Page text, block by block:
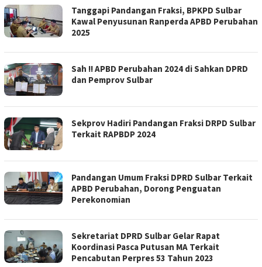
Tanggapi Pandangan Fraksi, BPKPD Sulbar
Kawal Penyusunan Ranperda APBD Perubahan
2025
Sah !! APBD Perubahan 2024 di Sahkan DPRD
dan Pemprov Sulbar
Sekprov Hadiri Pandangan Fraksi DRPD Sulbar
Terkait RAPBDP 2024
Pandangan Umum Fraksi DPRD Sulbar Terkait
APBD Perubahan, Dorong Penguatan
Perekonomian
Sekretariat DPRD Sulbar Gelar Rapat
Koordinasi Pasca Putusan MA Terkait
Pencabutan Perpres 53 Tahun 2023